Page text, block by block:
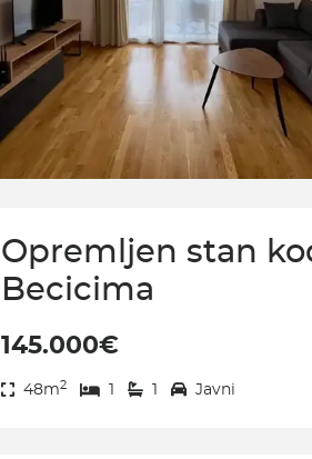
Opremljen stan
Becicima
145.000€
48m2 1 1 Javni